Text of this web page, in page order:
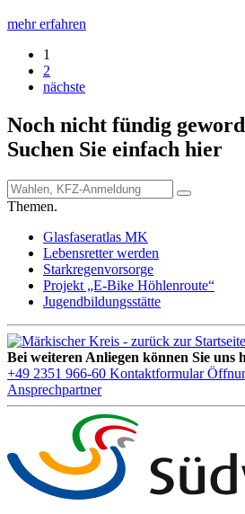
mehr erfahren
1
2
nächste
Noch nicht fündig
Suchen Sie einfach hier
Themen.
Glasfaseratlas MK
Lebensretter werden
Starkregenvorsorge
Projekt „E-Bike Höhlenroute“
Jugendbildungsstätte
Bei weiteren Anliegen können Sie uns
+49 2351 966-60 Kontaktformular
Ansprechpartner